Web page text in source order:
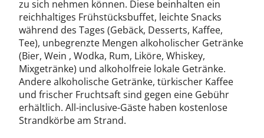
zu sich nehmen können. Diese beinhalten ein
reichhaltiges Frühstücksbuffet, leichte Snacks
während des Tages (Gebäck, Desserts, Kaffee,
Tee), unbegrenzte Mengen alkoholischer Getränke
(Bier, Wein , Wodka, Rum, Liköre, Whiskey,
Mixgetränke) und alkoholfreie lokale Getränke.
Andere alkoholische Getränke, türkischer Kaffee
und frischer Fruchtsaft sind gegen eine Gebühr
erhältlich. All-inclusive-Gäste haben kostenlose
Strandkörbe am Strand.